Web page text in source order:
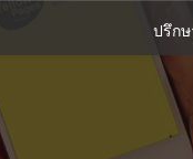
ปรึก